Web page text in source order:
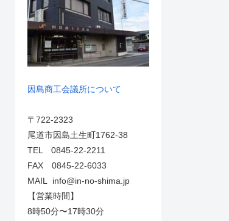
因島商工会議所について
〒722-2323
尾道市因島土生町1762-38
TEL 0845-22-2211
FAX 0845-22-6033
MAIL info@in-no-shima.jp
【営業時間】
8時50分〜17時30分